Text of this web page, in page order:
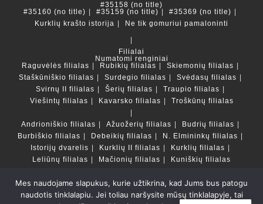
#35158 (no title)
#35160 (no title)
#35159 (no title)
#35369 (no title)
Kurklių krašto istorija
Ne tik gomuriui pamaloninti
Filialai
Numatomi renginiai
Raguvėlės filialas
Rubikių filialas
Skiemonių filialas
Staškūniškio filialas
Surdegio filialas
Svėdasų filialas
Svirnų II filialas
Šerių filialas
Traupio filialas
Viešintų filialas
Kavarsko filialas Troškūnų filialas
Andrioniškio filialas Ažuožerių filialas
Budrių filialas
Burbiškio filialas
Debeikių filialas
N. Elmininkų filialas
Istorijų dvarelis
Kurklių II filialas
Kurklių filialas
Leliūnų filialas
Mačionių filialas Kuniškių filialas
Duomenų bazės ir katalogai
LT
Mes naudojame slapukus, kurie užtikrina, kad Jums bus patogu
naudotis tinklalapiu. Jei toliau naršysite mūsų tinklalapyje, tai